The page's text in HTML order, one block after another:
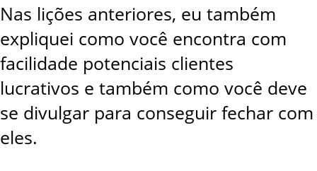
Nas lições anteriores, eu também
expliquei como você encontra com
facilidade potenciais clientes
lucrativos e também como você deve
se divulgar para conseguir fechar com
eles.